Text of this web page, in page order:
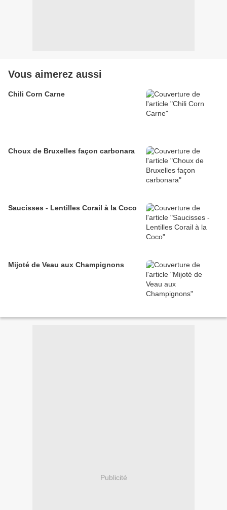
Vous aimerez aussi
Chili Corn Carne
Choux de Bruxelles façon carbonara
Saucisses - Lentilles Corail à la Coco
Mijoté de Veau aux Champignons
Publicité